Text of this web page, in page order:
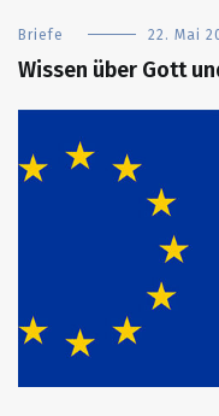
Briefe 22. Mai
Wissen über Gott